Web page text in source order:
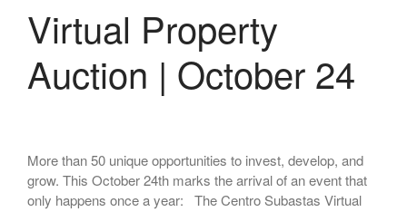
Search
Search
Virtual Property Auction |
October 24
Virtual Property
Auction | October 24
More than 50 unique opportunities to invest, develop, and
grow. This October 24th marks the arrival of an event that
only happens once a year: The Centro Subastas Virtual